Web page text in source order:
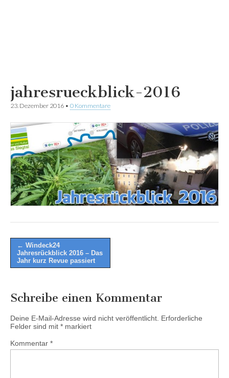
jahresrueckblick-2016
23. Dezember 2016 • 0 Kommentare
Post
navigation
← Windeck24
Jahresrückblick 2016 – Das
Jahr kurz Revue passiert
Schreibe einen Kommentar
Deine E-Mail-Adresse wird nicht veröffentlicht. Erforderliche
Felder sind mit * markiert
Kommentar *